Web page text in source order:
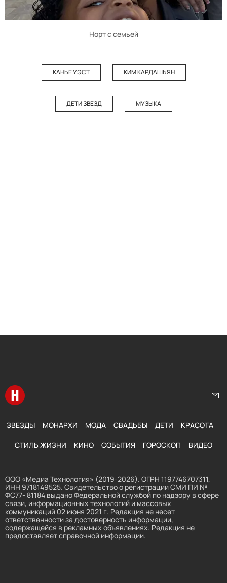
Норт с семьей
КАНЬЕ УЭСТ КИМ КАРДАШЬЯН
ДЕТИ ЗВЕЗД МУЗЫКА
Перейти на главную
ЗВЕЗДЫ МОНАРХИ МОДА СВАДЬБЫ ДЕТИ КРАСОТА
СТИЛЬ ЖИЗНИ КИНО СОБЫТИЯ ГОРОСКОП ВИДЕО
ООО «Медиа Технология» (2019-2026). ОГРН 1197746707311,
ИНН 9718149525. Свидетельство о регистрации СМИ ПИ №
ФС77- 81184 выдано Федеральной службой по надзору в сфере
связи, информационных технологий и массовых
коммуникаций 02 июня 2021 г. Редакция не несет
ответственности за достоверность информации,
содержащейся в рекламных объявлениях. Редакция не
предоставляет справочной информации.